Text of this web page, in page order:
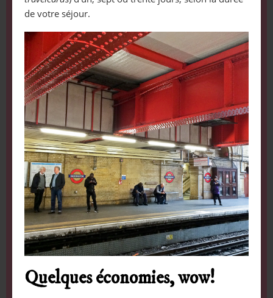
de votre séjour.
Quelques économies, wow!